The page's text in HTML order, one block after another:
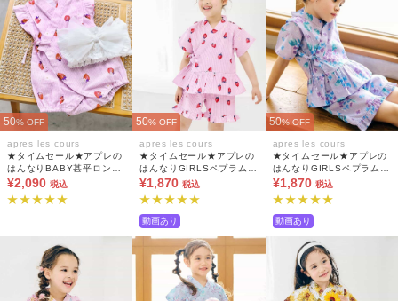
50% OFF
apres les cours
★タイムセール★アプレの
はんなりBABY甚平ロンパ
ス（帯セット）
¥2,090 税込
50% OFF
apres les cours
★タイムセール★アプレの
はんなりGIRLSペプラム甚
平
¥1,870 税込
動画あり
50% OFF
apres les cours
★タイムセール★アプレの
はんなりGIRLSペプラム甚
平
¥1,870 税込
動画あり